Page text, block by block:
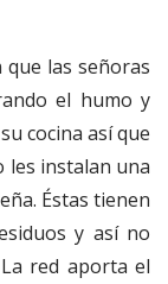
las señoras
el humo y
cocina así que
les instalan una
Éstas tienen
y así no
red aporta el